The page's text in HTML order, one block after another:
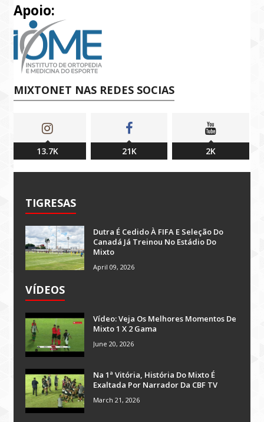
Apoio:
MIXTONET NAS REDES SOCIAS
13.7K 21K 2K
TIGRESAS
Dutra É Cedido À FIFA E Seleção Do
Canadá Já Treinou No Estádio Do
Mixto
April 09, 2026
VÍDEOS
Vídeo: Veja Os Melhores Momentos De
Mixto 1 X 2 Gama
June 20, 2026
Na 1ª Vitória, História Do Mixto É
Exaltada Por Narrador Da CBF TV
March 21, 2026